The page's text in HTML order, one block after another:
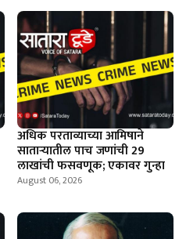
अधिक परताव्याच्या आमिषाने
साताऱ्यातील पाच जणांची 29
लाखांची फसवणूक; एकावर गुन्हा
August 06, 2026